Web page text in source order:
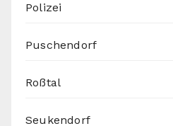
Polizei
Puschendorf
Roßtal
Seukendorf